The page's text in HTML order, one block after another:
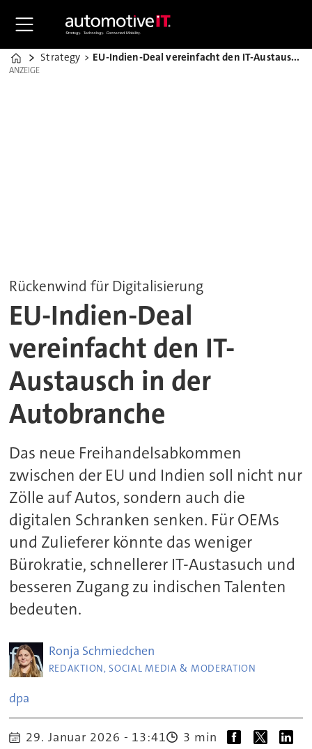
Home
Strategy EU-Indien-Deal vereinfacht den IT-Austausch in der Autobranche
ANZEIGE
ANZEIGE
Rückenwind für Digitalisierung
EU-Indien-Deal
vereinfacht den IT-
Austausch in der
Autobranche
Das neue Freihandelsabkommen
zwischen der EU und Indien soll nicht nur
Zölle auf Autos, sondern auch die
digitalen Schranken senken. Für OEMs
und Zulieferer könnte das weniger
Bürokratie, schnellerer IT-Austasuch und
besseren Zugang zu indischen Talenten
bedeuten.
Ronja Schmiedchen
REDAKTION, SOCIAL MEDIA & MODERATION
dpa
29. Januar 2026 - 13:41 3 min